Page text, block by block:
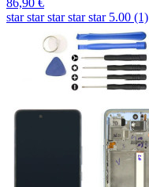
star star star star star 5.00 (1)